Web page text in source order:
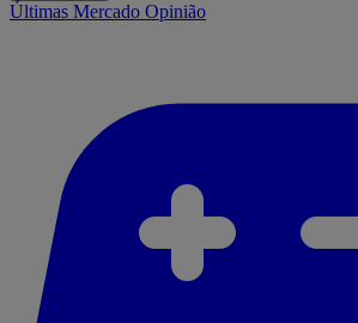
Últimas Mercado Opinião